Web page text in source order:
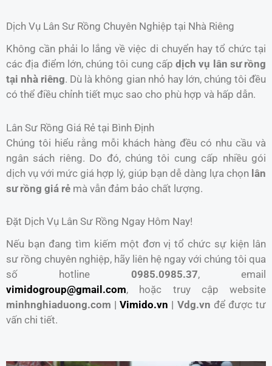
Dịch Vụ Lân Sư Rồng Chuyên Nghiệp tại Nhà Riêng
Không cần phải lo lắng về việc di chuyển hay tổ chức tại
các địa điểm lớn, chúng tôi cung cấp dịch vụ lân sư rồng
tại nhà riêng. Dù là không gian nhỏ hay lớn, chúng tôi đều
có thể điều chỉnh tiết mục sao cho phù hợp và hấp dẫn.
Lân Sư Rồng Giá Rẻ tại Bình Định
Chúng tôi hiểu rằng mỗi khách hàng đều có nhu cầu và
ngân sách riêng. Do đó, chúng tôi cung cấp nhiều gói
dịch vụ với mức giá hợp lý, giúp bạn dễ dàng lựa chọn lân
sư rồng giá rẻ mà vẫn đảm bảo chất lượng.
Đặt Dịch Vụ Lân Sư Rồng Ngay Hôm Nay!
Nếu bạn đang tìm kiếm một đơn vị tổ chức sự kiện lân
sư rồng chuyên nghiệp, hãy liên hệ ngay với chúng tôi qua
số hotline 0985.0985.37, email
vimidogroup@gmail.com, hoặc truy cập website
minhnghiaduong.com |Vimido.vn | Vdg.vn để được tư
vấn chi tiết.